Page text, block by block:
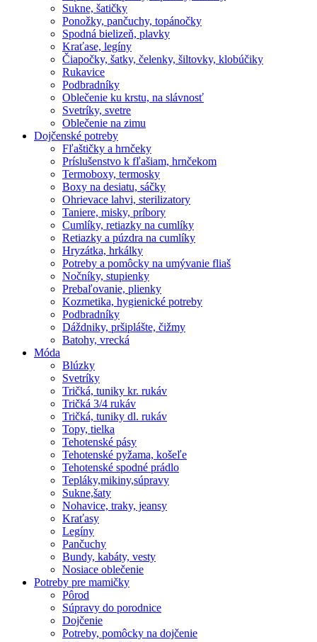
Sukne, šatičky
Ponožky, pančuchy, topánočky
Spodná bielizeň, plavky
Kraťase, legíny
Čiapočky, šatky, čelenky, šiltovky, klobúčiky
Rukavice
Podbradníky
Oblečenie ku krstu, na slávnosť
Svetríky, svetre
Oblečenie na zimu
Dojčenské potreby
Fľaštičky a hrnčeky
Príslušenstvo k fľašiam, hrnčekom
Termoboxy, termosky
Boxy na desiatu, sáčky
Ohrievace lahvi, sterilizatory
Taniere, misky, príbory
Cumlíky, retiazky na cumlíky
Retiazky a púzdra na cumlíky
Hryzátka, hrkálky
Potreby a pomôcky na umývanie fliaš
Nočníky, stupienky
Prebaľovanie, plienky
Kozmetika, hygienické potreby
Podbradníky
Dáždniky, pršiplášte, čižmy
Batohy, vrecká
Móda
Blúzky
Svetríky
Tričká, tuniky kr. rukáv
Tričká 3/4 rukáv
Tričká, tuniky dl. rukáv
Topy, tielka
Tehotenské pásy
Tehotenské pyžama, košeľe
Tehotenské spodné prádlo
Tepláky,mikiny,súpravy
Sukne,šaty
Nohavice, traky, jeansy
Kraťasy
Legíny
Pančuchy
Bundy, kabáty, vesty
Nosiace oblečenie
Potreby pre mamičky
Pôrod
Súpravy do porodnice
Dojčenie
Potreby, pomôcky na dojčenie